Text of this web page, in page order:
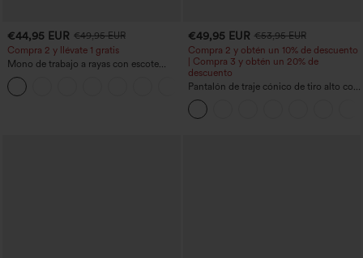
€44,95 EUR €49,95 EUR
Compra 2 y llévate 1 gratis
Mono de trabajo a rayas con escote
barco, sin mangas, lazo lateral, tacto
Cool Touch y bolsillos - Edición Easy
Peezy
+8
€49,95 EUR €53,95 EUR
Compra 2 y obtén un 10% de descuento
| Compra 3 y obtén un 20% de
descuento
Pantalón de traje cónico de tiro alto con
bolsillos